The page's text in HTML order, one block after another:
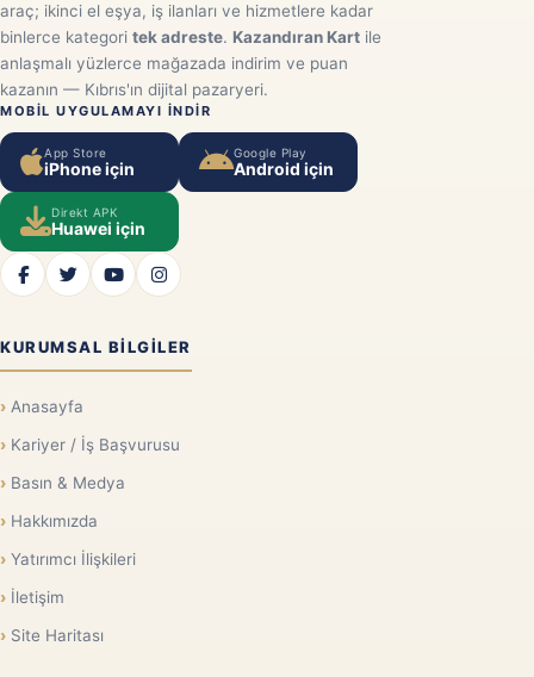
araç; ikinci el eşya, iş ilanları ve hizmetlere kadar
binlerce kategori tek adreste. Kazandıran Kart ile
anlaşmalı yüzlerce mağazada indirim ve puan
kazanın — Kıbrıs'ın dijital pazaryeri.
MOBIL UYGULAMAYI INDIR
App Store
iPhone için
Google Play
Android için
Direkt APK
Huawei için
KURUMSAL BILGILER
Anasayfa
Kariyer / İş Başvurusu
Basın & Medya
Hakkımızda
Yatırımcı İlişkileri
İletişim
Site Haritası